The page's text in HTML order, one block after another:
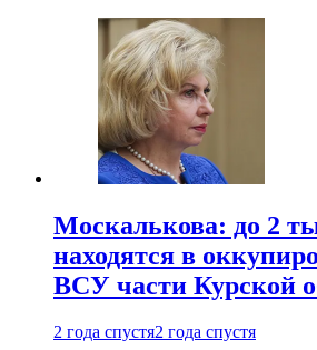
Москалькова: до 2
находятся в
ВСУ части Курской
2 года спустя2 года спустя